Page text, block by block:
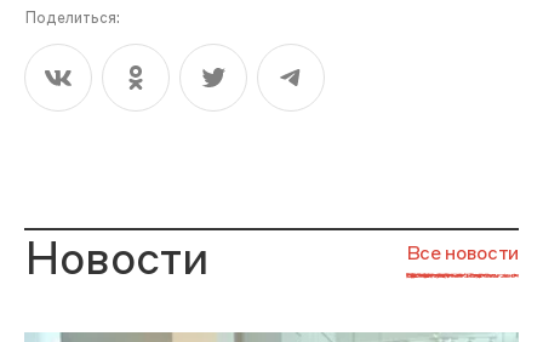
Поделиться:
Новости Все новости